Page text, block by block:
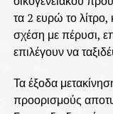
τα 2 ευρώ το
σχέση με πέρυσι,
επιλέγουν να
Τα έξοδα
προορισμούς